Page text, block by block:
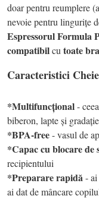
doar pentru reumplere
nevoie pentru lingurițe
Espressorul Formula
compatibilcu toate
Caracteristici
*Multifuncțional-
biberon, lapte și
*BPA-free- vasul de
*Capac cu blocare de
recipientului
*Preparare rapidă-
ai dat de mâncare